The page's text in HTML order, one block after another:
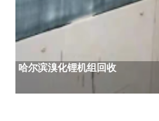
哈尔滨溴化锂机组回收